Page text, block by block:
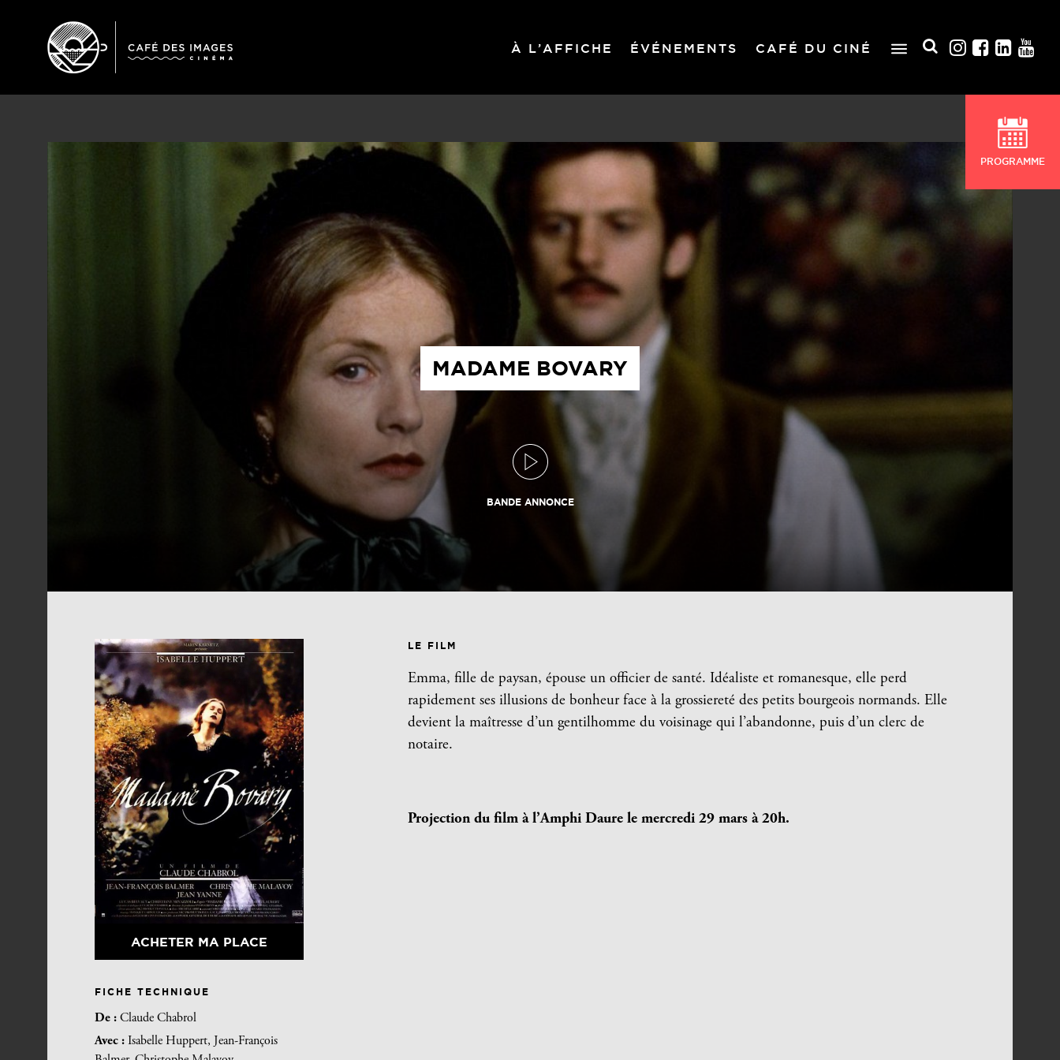
À L’AFFICHE ÉVÉNEMENTS CAFÉ DU CINÉ
MADAME BOVARY
BANDE ANNONCE
ACHETER MA PLACE
FICHE TECHNIQUE
De : Claude Chabrol
Avec : Isabelle Huppert, Jean-François
LE FILM
Emma, fille de paysan, épouse un officier de santé. Idéaliste et romanesque, elle perd
rapidement ses illusions de bonheur face à la grossiereté des petits bourgeois normands. Elle
devient la maîtresse d’un gentilhomme du voisinage qui l’abandonne, puis d’un clerc de
notaire.
Projection du film à l’Amphi Daure le mercredi 29 mars à 20h.
PROGRAMME